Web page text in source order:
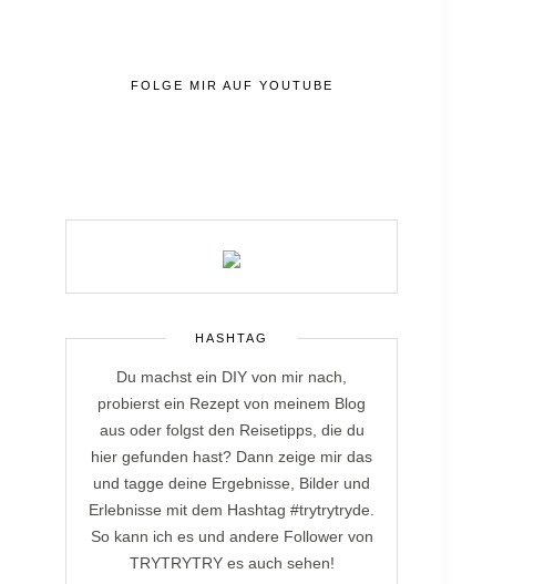
FOLGE MIR AUF YOUTUBE
HASHTAG
Du machst ein DIY von mir nach,
probierst ein Rezept von meinem Blog
aus oder folgst den Reisetipps, die du
hier gefunden hast? Dann zeige mir das
und tagge deine Ergebnisse, Bilder und
Erlebnisse mit dem Hashtag #trytrytryde.
So kann ich es und andere Follower von
TRYTRYTRY es auch sehen!